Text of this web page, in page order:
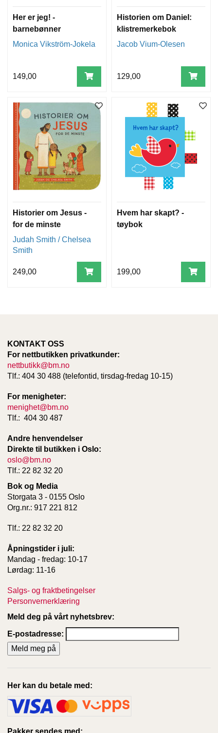
Her er jeg! -
barnebønner
Monica Vikström-Jokela
149,00
Historien om Daniel:
klistremerkebok
Jacob Vium-Olesen
129,00
Historier om Jesus -
for de minste
Judah Smith / Chelsea
Smith
249,00
Hvem har skapt? -
tøybok
199,00
KONTAKT OSS
For nettbutikken privatkunder:
nettbutikk@bm.no
Tlf.: 404 30 488 (telefontid, tirsdag-fredag 10-15)
For menigheter:
menighet@bm.no
Tlf.: 404 30 487
Andre henvendelser
Direkte til butikken i Oslo:
oslo@bm.no
Tlf.: 22 82 32 20
Bok og Media
Storgata 3 - 0155 Oslo
Org.nr.: 917 221 812
Tlf.: 22 82 32 20
Åpningstider i juli:
Mandag - fredag: 10-17
Lørdag: 11-16
Salgs- og fraktbetingelser
Personvernerklæring
Meld deg på vårt nyhetsbrev:
E-postadresse:
Her kan du betale med:
Pakker sendes med: